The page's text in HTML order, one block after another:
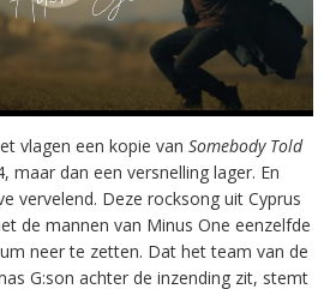
vlagen een kopie van Somebody Told
maar dan een versnelling lager. En
vervelend. Deze rocksong uit Cyprus
de mannen van Minus One eenzelfde
neer te zetten. Dat het team van de
G:son achter de inzending zit, stemt